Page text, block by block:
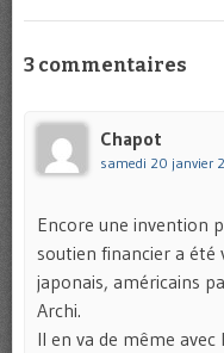
3 commentaires
Chapot
samedi 20 janvier
Encore une invention
soutien financier a été
japonais, américains
Archi.
Il en va de même